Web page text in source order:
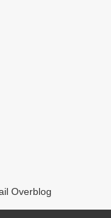
Overblog